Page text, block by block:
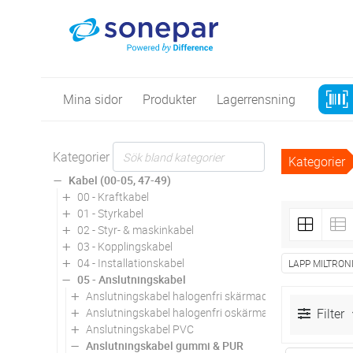
Mina sidor Produkter Lagerrensning
Kategorier
Kabel (00-05, 47-49)
00 - Kraftkabel
01 - Styrkabel
02 - Styr- & maskinkabel
03 - Kopplingskabel
04 - Installationskabel
05 - Anslutningskabel
Anslutningskabel halogenfri skärmad
Anslutningskabel halogenfri oskärmad
Anslutningskabel PVC
Anslutningskabel gummi & PUR
Kategorier
LAPP
Filter